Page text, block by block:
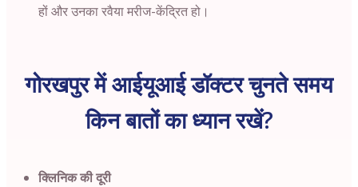
हों और उनका रवैया मरीज-केंद्रित हो।
गोरखपुर में आईयूआई डॉक्टर चुनते समय
किन बातों का ध्यान रखें?
क्लिनिक की दूरी